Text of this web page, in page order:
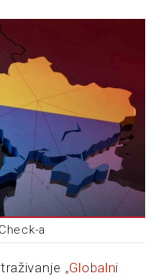
a
„Globalni